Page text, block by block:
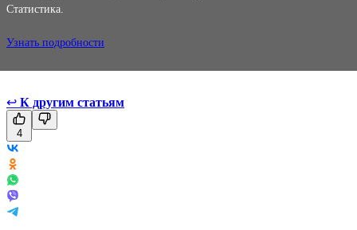
Cтатистика.
Узнать подробности
↩ К другим статьям
4